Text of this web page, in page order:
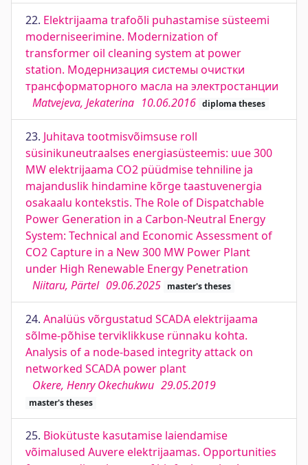
22. Elektrijaama trafoõli puhastamise süsteemi
moderniseerimine. Modernization of
transformer oil cleaning system at power
station. Модернизация системы очистки
трансформаторного масла на электростанции
Matvejeva, Jekaterina 10.06.2016 diploma theses
23. Juhitava tootmisvõimsuse roll
süsinikuneutraalses energiasüsteemis: uue 300
MW elektrijaama CO2 püüdmise tehniline ja
majanduslik hindamine kõrge taastuvenergia
osakaalu kontekstis. The Role of Dispatchable
Power Generation in a Carbon-Neutral Energy
System: Technical and Economic Assessment of
CO2 Capture in a New 300 MW Power Plant
under High Renewable Energy Penetration
Niitaru, Pärtel 09.06.2025 master's theses
24. Analüüs võrgustatud SCADA elektrijaama
sõlme-põhise terviklikkuse rünnaku kohta.
Analysis of a node-based integrity attack on
networked SCADA power plant
Okere, Henry Okechukwu 29.05.2019
master's theses
25. Biokütuste kasutamise laiendamise
võimalused Auvere elektrijaamas. Opportunities